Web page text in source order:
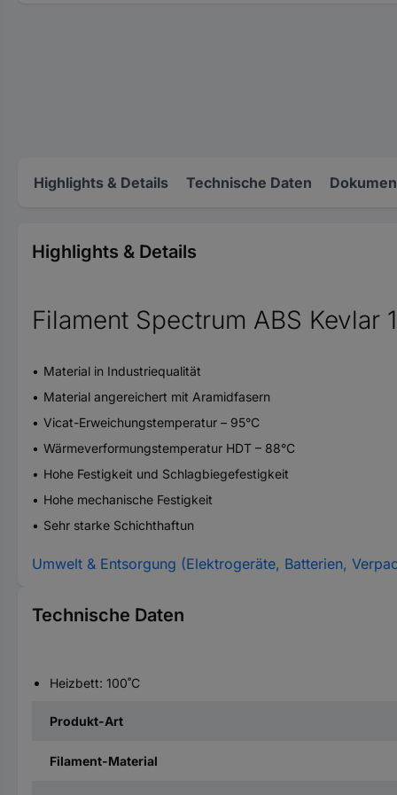
Highlights & Details Technische Daten
Highlights & Details
Filament Spectrum ABS Kevlar
Material in Industriequalität
Material angereichert mit Aramidfasern
Vicat-Erweichungstemperatur – 95°C
Wärmeverformungstemperatur HDT – 88°C
Hohe Festigkeit und Schlagbiegefestigkeit
Hohe mechanische Festigkeit
Sehr starke Schichthaftun
Umwelt & Entsorgung (Elektrogeräte, Batterien,
Technische Daten
Heizbett: 100˚C
Produkt-Art
Filament-Material